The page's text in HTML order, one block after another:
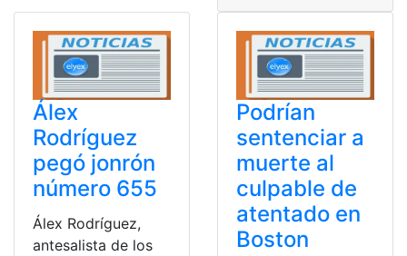
Álex
Rodríguez
pegó jonrón
número 655
Álex Rodríguez,
antesalista de los
Podrían
sentenciar a
muerte al
culpable de
atentado en
Boston